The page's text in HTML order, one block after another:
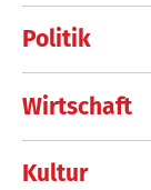
Politik
Wirtschaft
Kultur